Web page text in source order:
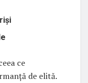
ce
de elită.